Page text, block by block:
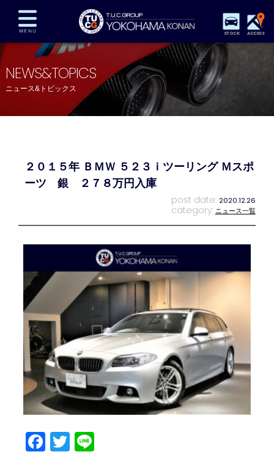
STOCK ACCESS
在庫車両情報 保証&サービス パーツリスト
TUCとは？ 店舗情報 アクセスマップ
全国納車 特別作業 注文販売
プライバシーポリシー スタッフblog
NEWS&TOPICS
ニュース&トピックス
２０１５年 ＢＭＷ ５２３ｉツーリング Ｍスポ
ーツ 銀 ２７８万円入庫
post date: 2020.12.26
category: ニュース一覧
Facebook
Twitter